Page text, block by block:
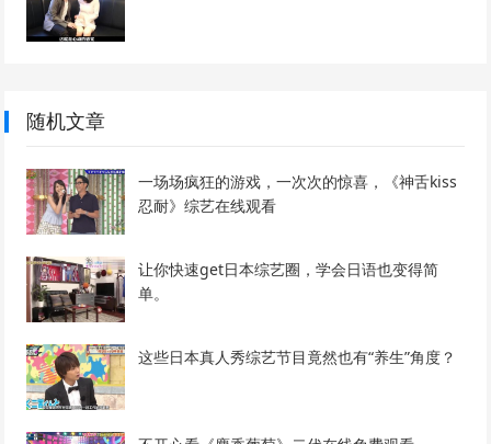
随机文章
一场场疯狂的游戏，一次次的惊喜，《神舌kiss
忍耐》综艺在线观看
让你快速get日本综艺圈，学会日语也变得简
单。
这些日本真人秀综艺节目竟然也有“养生”角度？